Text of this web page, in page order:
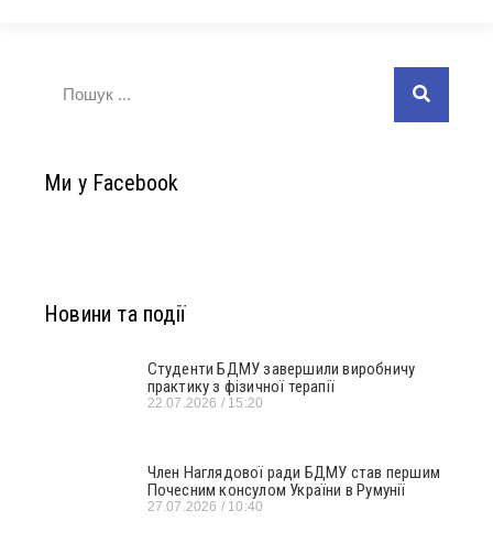
Ми у Facebook
Новини та події
Студенти БДМУ завершили виробничу
практику з фізичної терапії
22.07.2026 15:20
Член Наглядової ради БДМУ став першим
Почесним консулом України в Румунії
27.07.2026 10:40